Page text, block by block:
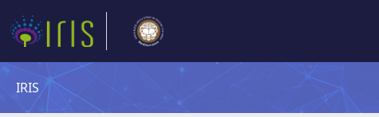
IRIS